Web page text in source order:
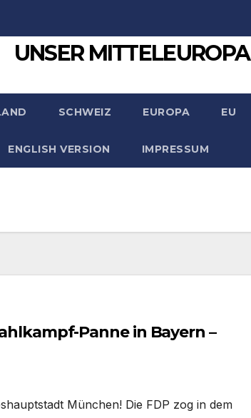
UNSER MITTELEUROPA
SCHWEIZ EUROPA EU
ENGLISH VERSION IMPRESSUM
Panne in Bayern –
München! Die FDP zog in dem